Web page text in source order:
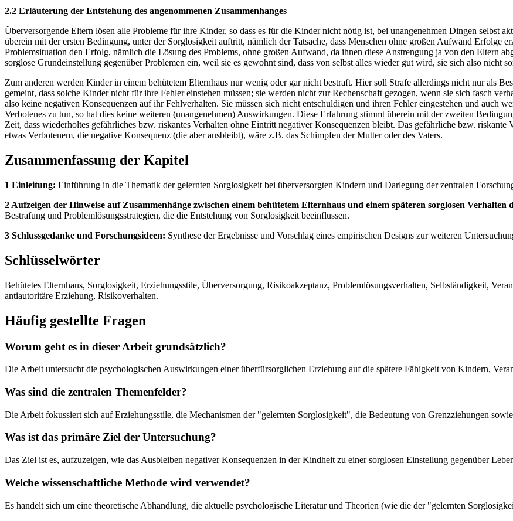
2.2 Erläuterung der Entstehung des angenommenen Zusammenhanges
Überversorgende Eltern lösen alle Probleme für ihre Kinder, so dass es für die Kinder nicht nötig ist, bei unangenehmen Dingen selbst
überein mit der ersten Bedingung, unter der Sorglosigkeit auftritt, nämlich der Tatsache, dass Menschen ohne großen Aufwand Erfolge
Problemsituation den Erfolg, nämlich die Lösung des Problems, ohne großen Aufwand, da ihnen diese Anstrengung ja von den Eltern
sorglose Grundeinstellung gegenüber Problemen ein, weil sie es gewohnt sind, dass von selbst alles wieder gut wird, sie sich also nicht
Zum anderen werden Kinder in einem behütetem Elternhaus nur wenig oder gar nicht bestraft. Hier soll Strafe allerdings nicht nur als
gemeint, dass solche Kinder nicht für ihre Fehler einstehen müssen; sie werden nicht zur Rechenschaft gezogen, wenn sie sich fasch
also keine negativen Konsequenzen auf ihr Fehlverhalten. Sie müssen sich nicht entschuldigen und ihren Fehler eingestehen und auch
Verbotenes zu tun, so hat dies keine weiteren (unangenehmen) Auswirkungen. Diese Erfahrung stimmt überein mit der zweiten
Zeit, dass wiederholtes gefährliches bzw. riskantes Verhalten ohne Eintritt negativer Konsequenzen bleibt. Das gefährliche bzw.
etwas Verbotenem, die negative Konsequenz (die aber ausbleibt), wäre z.B. das Schimpfen der Mutter oder des Vaters.
Zusammenfassung der Kapitel
1 Einleitung: Einführung in die Thematik der gelernten Sorglosigkeit bei überversorgten Kindern und Darlegung der zentralen
2 Aufzeigen der Hinweise auf Zusammenhänge zwischen einem behütetem Elternhaus und einem späteren sorglosen Verhalten
Bestrafung und Problemlösungsstrategien, die die Entstehung von Sorglosigkeit beeinflussen.
3 Schlussgedanke und Forschungsideen: Synthese der Ergebnisse und Vorschlag eines empirischen Designs zur weiteren
Schlüsselwörter
Behütetes Elternhaus, Sorglosigkeit, Erziehungsstile, Überversorgung, Risikoakzeptanz, Problemlösungsverhalten, Selbständigkeit,
antiautoritäre Erziehung, Risikoverhalten.
Häufig gestellte Fragen
Worum geht es in dieser Arbeit grundsätzlich?
Die Arbeit untersucht die psychologischen Auswirkungen einer überfürsorglichen Erziehung auf die spätere Fähigkeit von Kindern,
Was sind die zentralen Themenfelder?
Die Arbeit fokussiert sich auf Erziehungsstile, die Mechanismen der "gelernten Sorglosigkeit", die Bedeutung von Grenzziehungen
Was ist das primäre Ziel der Untersuchung?
Das Ziel ist es, aufzuzeigen, wie das Ausbleiben negativer Konsequenzen in der Kindheit zu einer sorglosen Einstellung gegenüber
Welche wissenschaftliche Methode wird verwendet?
Es handelt sich um eine theoretische Abhandlung, die aktuelle psychologische Literatur und Theorien (wie die der "gelernten